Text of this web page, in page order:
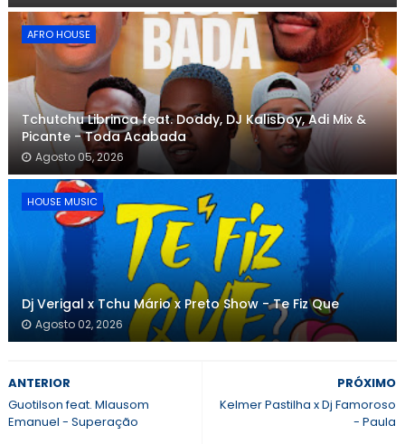
AFRO HOUSE
Tchutchu Librinca feat. Doddy, DJ Kalisboy, Adi Mix &
Picante - Toda Acabada
Agosto 05, 2026
HOUSE MUSIC
Dj Verigal x Tchu Mário x Preto Show - Te Fiz Que
Agosto 02, 2026
PRÓXIMO
Kelmer Pastilha x Dj Famoroso
- Paula
ANTERIOR
Guotilson feat. Mlausom
Emanuel - Superação